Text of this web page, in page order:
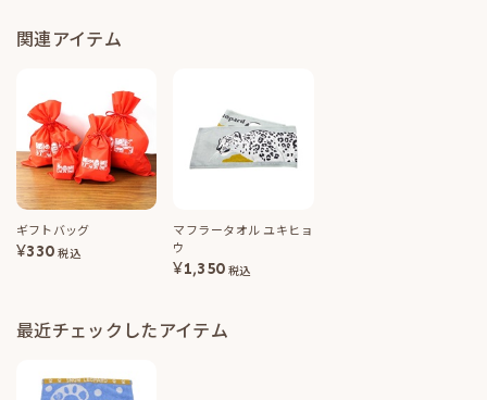
関連アイテム
ギフトバッグ
¥330 税込
マフラータオル ユキヒョ
ウ
¥1,350 税込
最近チェックしたアイテム